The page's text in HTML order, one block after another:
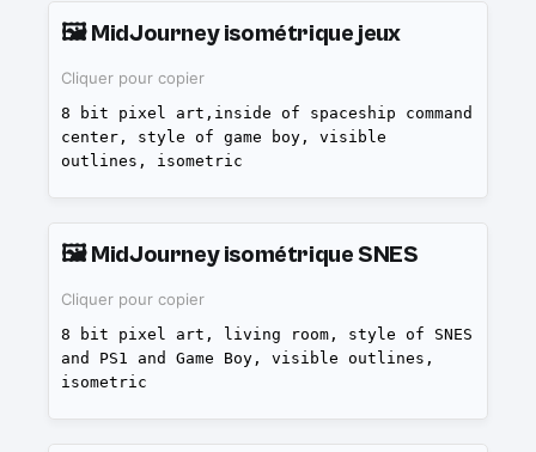
🖼️MidJourney isométrique jeux
Cliquer pour copier
8 bit pixel art,inside of spaceship command
center, style of game boy, visible
outlines, isometric
🖼️MidJourney isométrique SNES
Cliquer pour copier
8 bit pixel art, living room, style of SNES
and PS1 and Game Boy, visible outlines,
isometric